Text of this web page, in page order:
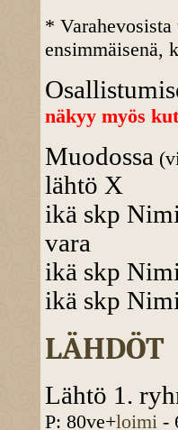
*
ensimmäisenä,
näkyy myös
Muodossa
lähtö X
ikä skp
vara
ikä skp
ikä skp
LÄHDÖT
Lähtö 1.
P: 80ve+loimi -